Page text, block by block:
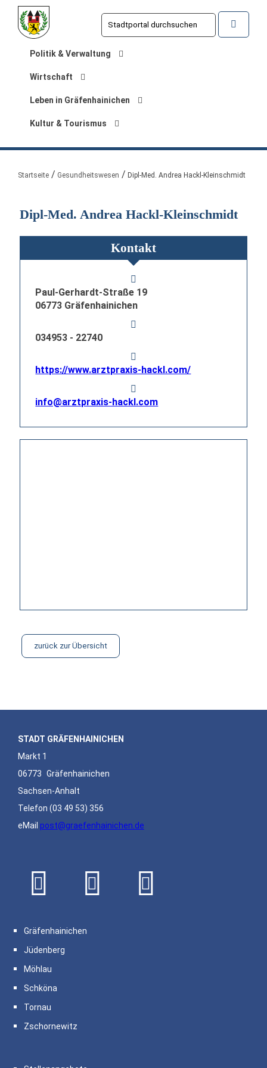
Politik & Verwaltung
Wirtschaft
Leben in Gräfenhainichen
Kultur & Tourismus
Sie sind hier:
Startseite Gesundheitswesen Dipl-Med. Andrea Hackl-Kleinschmidt
Dipl-Med. Andrea Hackl-Kleinschmidt
Kontakt
Paul-Gerhardt-Straße 19
06773 Gräfenhainichen
034953 - 22740
https://www.arztpraxis-hackl.com/
info@arztpraxis-hackl.com
zurück zur Übersicht
STADT GRÄFENHAINICHEN
Markt 1
06773 Gräfenhainichen
Sachsen-Anhalt
Telefon (03 49 53) 356
eMail post@graefenhainichen.de
Gräfenhainichen
Jüdenberg
Möhlau
Schköna
Tornau
Zschornewitz